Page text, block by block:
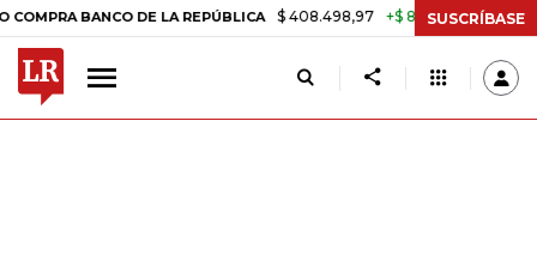
BANCO DE LA REPÚBLICA $ 408.498,97 +$ 8.753,81 +2,19%
SUSCRÍBASE